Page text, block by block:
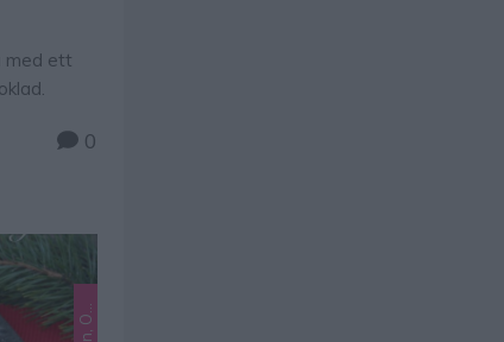
med ett
0
L
k
e